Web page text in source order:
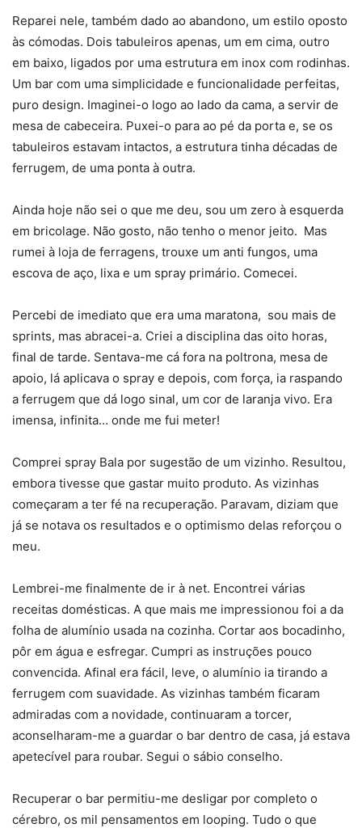
Reparei nele, também dado ao abandono, um estilo oposto
às cómodas. Dois tabuleiros apenas, um em cima, outro
em baixo, ligados por uma estrutura em inox com rodinhas.
Um bar com uma simplicidade e funcionalidade perfeitas,
puro design. Imaginei-o logo ao lado da cama, a servir de
mesa de cabeceira. Puxei-o para ao pé da porta e, se os
tabuleiros estavam intactos, a estrutura tinha décadas de
ferrugem, de uma ponta à outra.
Ainda hoje não sei o que me deu, sou um zero à esquerda
em bricolage. Não gosto, não tenho o menor jeito. Mas
rumei à loja de ferragens, trouxe um anti fungos, uma
escova de aço, lixa e um spray primário. Comecei.
Percebi de imediato que era uma maratona, sou mais de
sprints, mas abracei-a. Criei a disciplina das oito horas,
final de tarde. Sentava-me cá fora na poltrona, mesa de
apoio, lá aplicava o spray e depois, com força, ia raspando
a ferrugem que dá logo sinal, um cor de laranja vivo. Era
imensa, infinita… onde me fui meter!
Comprei spray Bala por sugestão de um vizinho. Resultou,
embora tivesse que gastar muito produto. As vizinhas
começaram a ter fé na recuperação. Paravam, diziam que
já se notava os resultados e o optimismo delas reforçou o
meu.
Lembrei-me finalmente de ir à net. Encontrei várias
receitas domésticas. A que mais me impressionou foi a da
folha de alumínio usada na cozinha. Cortar aos bocadinho,
pôr em água e esfregar. Cumpri as instruções pouco
convencida. Afinal era fácil, leve, o alumínio ia tirando a
ferrugem com suavidade. As vizinhas também ficaram
admiradas com a novidade, continuaram a torcer,
aconselharam-me a guardar o bar dentro de casa, já estava
apetecível para roubar. Segui o sábio conselho.
Recuperar o bar permitiu-me desligar por completo o
cérebro, os mil pensamentos em looping. Tudo o que